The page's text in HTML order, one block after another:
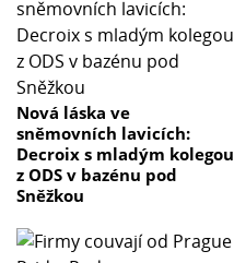
Nová láska ve
sněmovních lavicích:
Decroix s mladým kolegou
z ODS v bazénu pod
Sněžkou